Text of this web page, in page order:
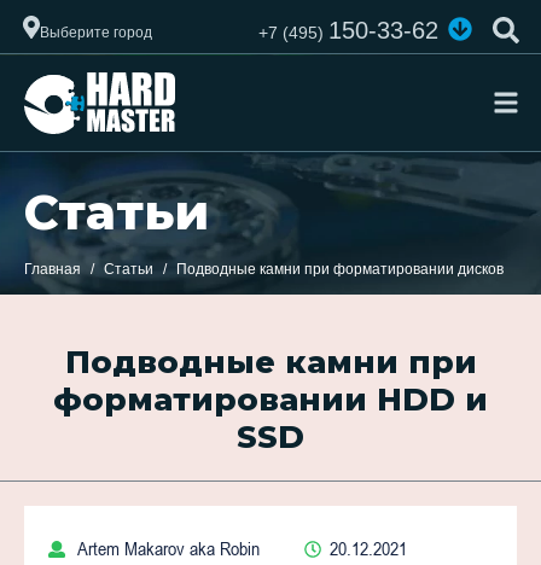
Выберите город +7 (495)150-33-62
Статьи
Главная Статьи Подводные камни при форматировании дисков
Подводные камни при
форматировании HDD и
SSD
Artem Makarov aka Robin
20.12.2021